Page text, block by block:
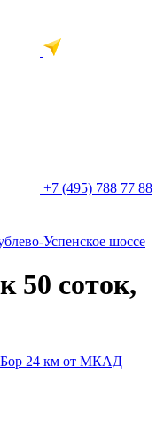
+7 (495) 788 77 88
Успенское шоссе
50 соток,
24 км от МКАД